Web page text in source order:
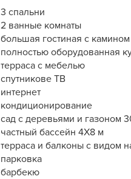
3 спальни
2 ванные комнаты
большая гостиная с камином
полностью оборудованная
терраса с мебелью
спутникове ТВ
интернет
кондиционирование
сад с деревьями и газоном
частный бассейн 4Х8 м
терраса и балконы с видом
парковка
барбекю